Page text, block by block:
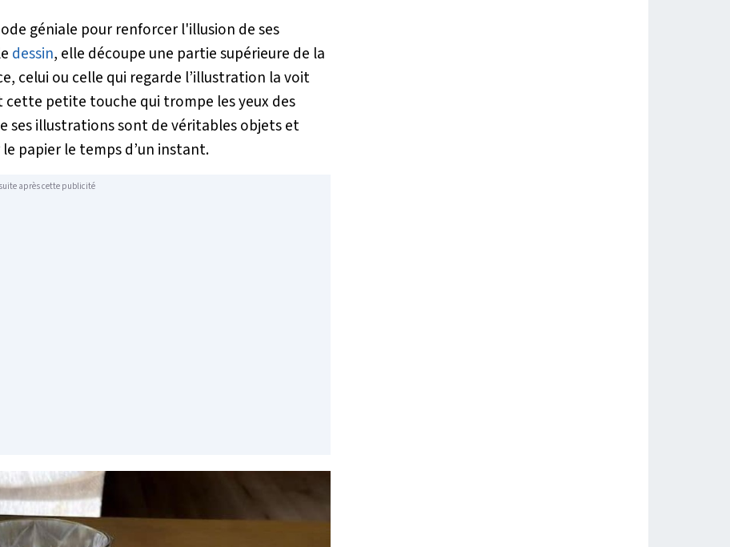
géniale pour renforcer l'illusion de ses
dessin, elle découpe une partie supérieure de la
celui ou celle qui regarde l’illustration la voit
cette petite touche qui trompe les yeux des
ses illustrations sont de véritables objets et
papier le temps d’un instant.
après cette publicité